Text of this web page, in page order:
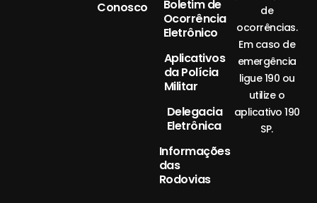
Conosco
Boletim de
Ocorrência
Eletrônico
Aplicativos
da Polícia
Militar
Delegacia
Eletrônica
Informações
das
Rodovias
de
ocorrências.
Em caso de
emergência
ligue 190 ou
utilize o
aplicativo 190
SP.